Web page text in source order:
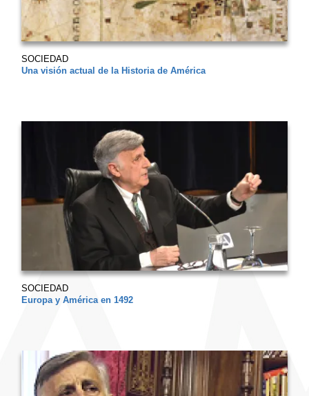
SOCIEDAD
Una visión actual de la Historia de América
SOCIEDAD
Europa y América en 1492